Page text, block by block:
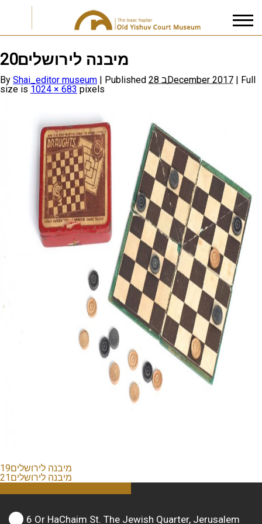
מיבנה לירושלים20
By Shai_editor museum | Published 28 בDecember 2017 | Full
size is 1024 × 683 pixels
מיבנה לירושלים19
מיבנה לירושלים21
6 Or HaChaim St. The Jewish Quarter, Jerusalem